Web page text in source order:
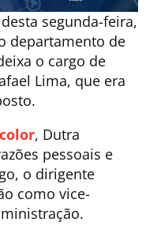
segunda-feira,
departamento de
o cargo de
Lima, que era
, Dutra
pessoais e
o dirigente
como vice-